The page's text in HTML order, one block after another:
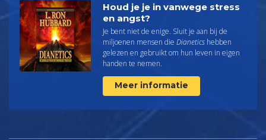
Houd je je in vanwege stress
en angst?
Je bent niet de enige. Sluit je aan bij de
miljoenen mensen die Dianetics hebben
gelezen en gebruikt om hun leven in eigen
handen te nemen.
Meer informatie